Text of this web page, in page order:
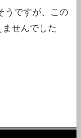
うですが、この
せんでした